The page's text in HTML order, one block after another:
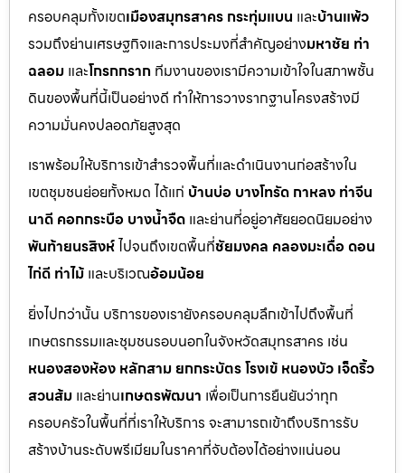
ครอบคลุมทั้งเขตเมืองสมุทรสาคร กระทุ่มแบน และบ้านแพ้ว
รวมถึงย่านเศรษฐกิจและการประมงที่สำคัญอย่างมหาชัย ท่า
ฉลอม และโกรกกราก ทีมงานของเรามีความเข้าใจในสภาพชั้น
ดินของพื้นที่นี้เป็นอย่างดี ทำให้การวางรากฐานโครงสร้างมี
ความมั่นคงปลอดภัยสูงสุด
เราพร้อมให้บริการเข้าสำรวจพื้นที่และดำเนินงานก่อสร้างใน
เขตชุมชนย่อยทั้งหมด ได้แก่ บ้านบ่อ บางโทรัด กาหลง ท่าจีน
นาดี คอกกระบือ บางน้ำจืด และย่านที่อยู่อาศัยยอดนิยมอย่าง
พันท้ายนรสิงห์ไปจนถึงเขตพื้นที่ชัยมงคล คลองมะเดื่อ ดอน
ไก่ดี ท่าไม้ และบริเวณอ้อมน้อย
ยิ่งไปกว่านั้น บริการของเรายังครอบคลุมลึกเข้าไปถึงพื้นที่
เกษตรกรรมและชุมชนรอบนอกในจังหวัดสมุทรสาคร เช่น
หนองสองห้อง หลักสาม ยกกระบัตร โรงเข้ หนองบัว เจ็ดริ้ว
สวนส้ม และย่านเกษตรพัฒนา เพื่อเป็นการยืนยันว่าทุก
ครอบครัวในพื้นที่ที่เราให้บริการ จะสามารถเข้าถึงบริการรับ
สร้างบ้านระดับพรีเมียมในราคาที่จับต้องได้อย่างแน่นอน